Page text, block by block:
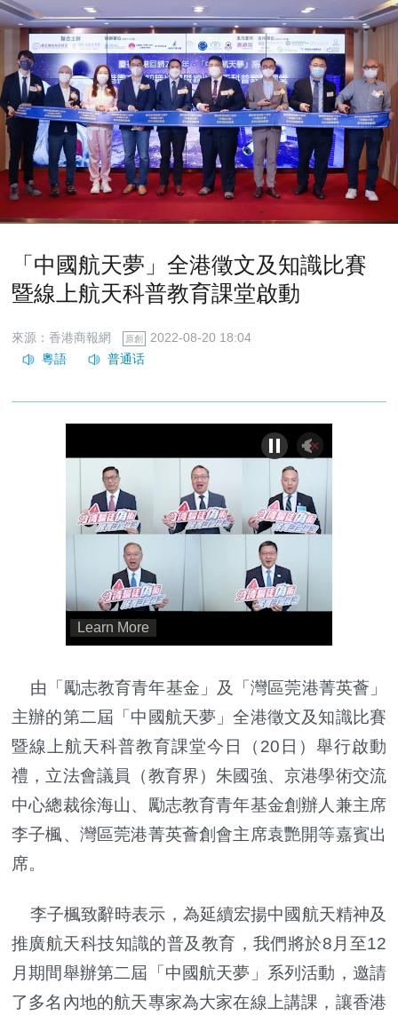
「中國航天夢」全港徵文及知識比賽
暨線上航天科普教育課堂啟動
來源：香港商報網 原創 2022-08-20 18:04
由「勵志教育青年基金」及「灣區莞港菁英薈」
主辦的第二屆「中國航天夢」全港徵文及知識比賽
暨線上航天科普教育課堂今日（20日）舉行啟動
禮，立法會議員（教育界）朱國強、京港學術交流
中心總裁徐海山、勵志教育青年基金創辦人兼主席
李子楓、灣區莞港菁英薈創會主席袁艷開等嘉賓出
席。
李子楓致辭時表示，為延續宏揚中國航天精神及
推廣航天科技知識的普及教育，我們將於8月至12
月期間舉辦第二屆「中國航天夢」系列活動，邀請
了多名內地的航天專家為大家在線上講課，讓香港